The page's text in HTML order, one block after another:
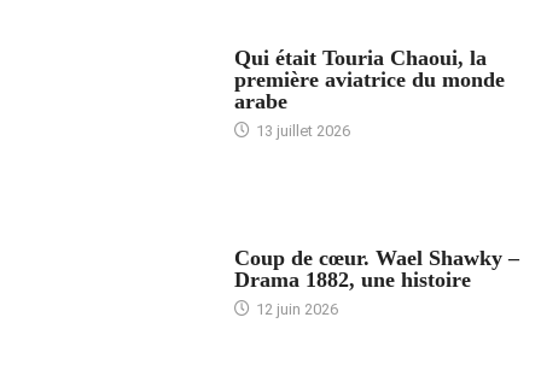
Qui était Touria Chaoui, la
première aviatrice du monde
arabe
13 juillet 2026
Coup de cœur. Wael Shawky –
Drama 1882, une histoire
12 juin 2026